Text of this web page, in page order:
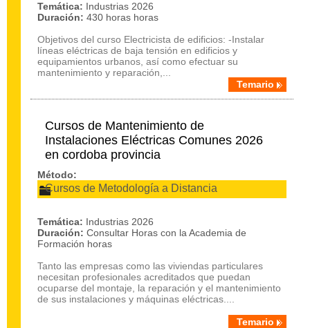
Temática: Industrias 2026
Duración: 430 horas horas
Objetivos del curso Electricista de edificios: -Instalar
líneas eléctricas de baja tensión en edificios y
equipamientos urbanos, así como efectuar su
mantenimiento y reparación,...
Temario
Cursos de Mantenimiento de
Instalaciones Eléctricas Comunes 2026
en cordoba provincia
Método:
Cursos de Metodología a Distancia
Temática: Industrias 2026
Duración: Consultar Horas con la Academia de
Formación horas
Tanto las empresas como las viviendas particulares
necesitan profesionales acreditados que puedan
ocuparse del montaje, la reparación y el mantenimiento
de sus instalaciones y máquinas eléctricas....
Temario